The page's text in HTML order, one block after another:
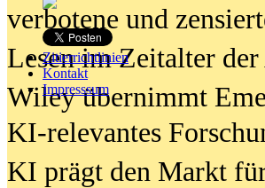
Zitierrichtlinien
Kontakt
Impresssum
verbotene und
Lesen im Zeitalter
Wiley übernimmt
KI-relevantes
KI prägt den Markt